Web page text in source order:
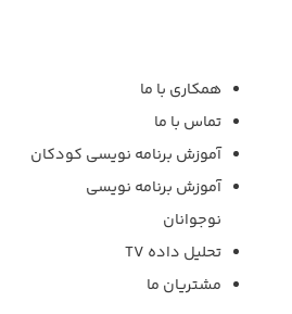
همکاری با ما
تماس با ما
آموزش برنامه نویسی کودکان
آموزش برنامه نویسی
نوجوانان
تحلیل داده TV
مشتریان ما